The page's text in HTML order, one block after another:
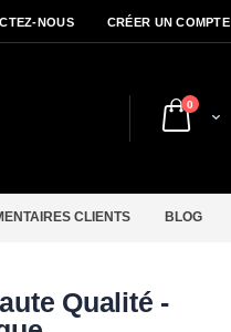
NOUS CRÉER UN COMPTE
Cart
0articles
CLIENTS BLOG
Qualité -